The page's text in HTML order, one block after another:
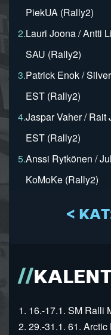
PiekUA (Rally2)
2.Lauri Joona / Antti
SAU (Rally2)
3.Patrick Enok /
EST (Rally2)
4.Jaspar Vaher / Rait
EST (Rally2)
5.Anssi Rytkönen /
KoMoKe (Rally2)
<
1. 16.-17.1. SM Ralli
2. 29.-31.1. 61.